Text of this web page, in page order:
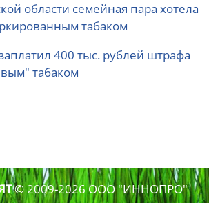
области семейная пара хотела
табаком
400 тыс. рублей штрафа
табаком
© 2009-2026ООО "ИННОПРО"